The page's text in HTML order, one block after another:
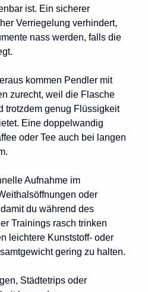
ist. Ein sicherer
Verriegelung verhindert,
nass werden, falls die
kommen Pendler mit
zurecht, weil die Flasche
trotzdem genug Flüssigkeit
Eine doppelwandig
oder Tee auch bei langen
Aufnahme im
oder
du während des
Trainings rasch trinken
leichtere Kunststoff- oder
gering zu halten.
Städtetrips oder